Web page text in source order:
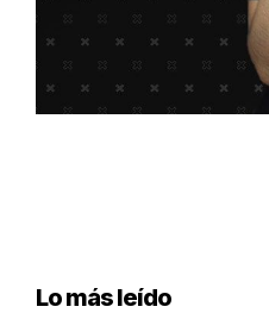
Lo más leído